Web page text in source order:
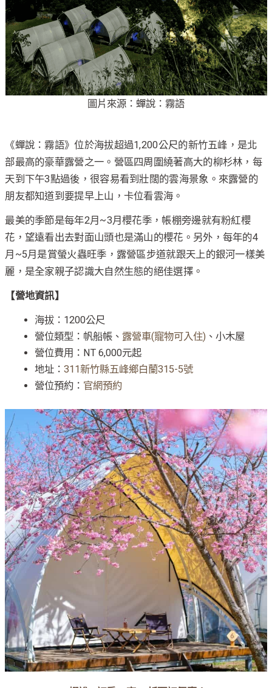
圖片來源：蟬說：霧語
《蟬說：霧語》位於海拔超過1,200公尺的新竹五峰，是北
部最高的豪華露營之一。營區四周圍繞著高大的柳杉林，每
天到下午3點過後，很容易看到壯闊的雲海景象。來露營的
朋友都知道到要提早上山，卡位看雲海。
最美的季節是每年2月~3月櫻花季，帳棚旁邊就有粉紅櫻
花，望遠看出去對面山頭也是滿山的櫻花。另外，每年的4
月~5月是賞螢火蟲旺季，露營區步道就跟天上的銀河一樣美
麗，是全家親子認識大自然生態的絕佳選擇。
【營地資訊】
海拔：1200公尺
營位類型：帆船帳、 露營車(寵物可入住) 、小木屋
營位費用：NT 6,000元起
地址：311新竹縣五峰鄉白蘭315-5號
營位預約： 官網預約